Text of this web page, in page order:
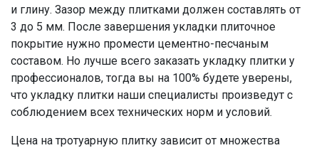
и глину. Зазор между плитками должен составлять от
3 до 5 мм. После завершения укладки плиточное
покрытие нужно промести цементно-песчаным
составом. Но лучше всего заказать укладку плитки у
профессионалов, тогда вы на 100% будете уверены,
что укладку плитки наши специалисты произведут с
соблюдением всех технических норм и условий.
Цена на тротуарную плитку зависит от множества